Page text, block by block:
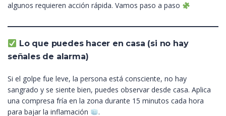
algunos requieren acción rápida. Vamos paso a paso
Lo que puedes hacer en casa (si no hay
señales de alarma)
Si el golpe fue leve, la persona está consciente, no hay
sangrado y se siente bien, puedes observar desde casa. Aplica
una compresa fría en la zona durante 15 minutos cada hora
para bajar la inflamación
.